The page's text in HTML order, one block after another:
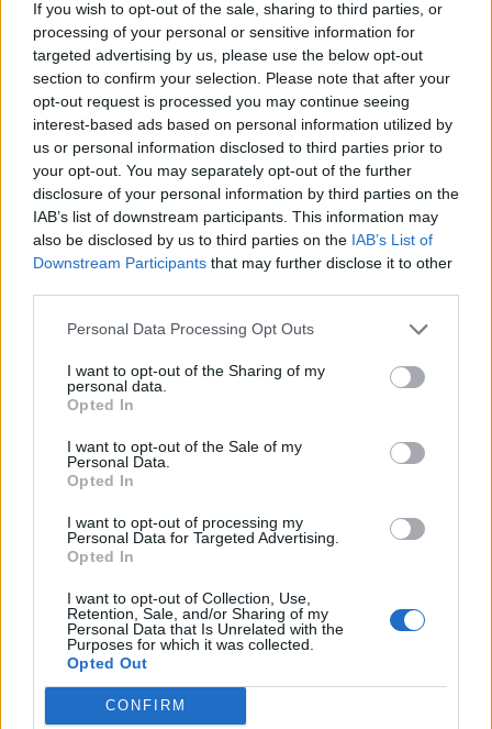
If you wish to opt-out of the sale, sharing to third parties, or
processing of your personal or sensitive information for
targeted advertising by us, please use the below opt-out
section to confirm your selection. Please note that after your
opt-out request is processed you may continue seeing
interest-based ads based on personal information utilized by
us or personal information disclosed to third parties prior to
your opt-out. You may separately opt-out of the further
disclosure of your personal information by third parties on the
IAB’s list of downstream participants. This information may
also be disclosed by us to third parties on the IAB’s List of
Downstream Participants that may further disclose it to other
Personal Data Processing Opt Outs
I want to opt-out of the Sharing of my
personal data.
Opted In
I want to opt-out of the Sale of my
Personal Data.
Opted In
I want to opt-out of processing my
Personal Data for Targeted Advertising.
Opted In
I want to opt-out of Collection, Use,
Retention, Sale, and/or Sharing of my
Personal Data that Is Unrelated with the
Purposes for which it was collected.
Opted Out
CONFIRM